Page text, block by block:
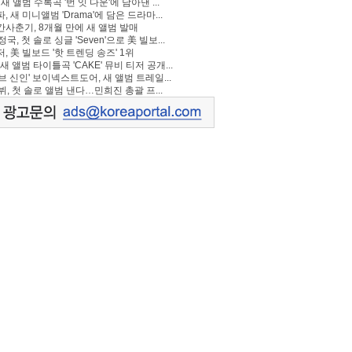
앨범 수록곡 '번 잇 다운'에 담아낸 ...
, 새 미니앨범 'Drama'에 담은 드라마...
사춘기, 8개월 만에 새 앨범 발매
국, 첫 솔로 싱글 'Seven'으로 美 빌보...
, 美 빌보드 '핫 트렌딩 송즈' 1위
새 앨범 타이틀곡 'CAKE' 뮤비 티저 공개...
신인' 보이넥스트도어, 새 앨범 트레일...
, 첫 솔로 앨범 낸다…민희진 총괄 프...